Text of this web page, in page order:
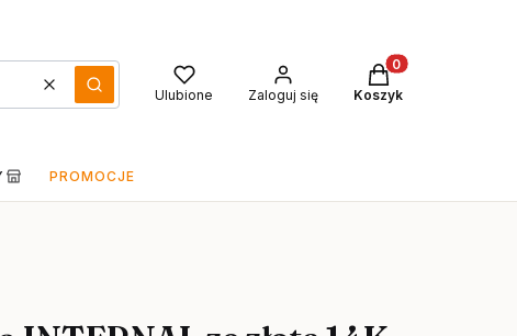
WyczyśćSzukaj Ulubione Zaloguj się
Produkty w
Koszyk
PROMOCJE